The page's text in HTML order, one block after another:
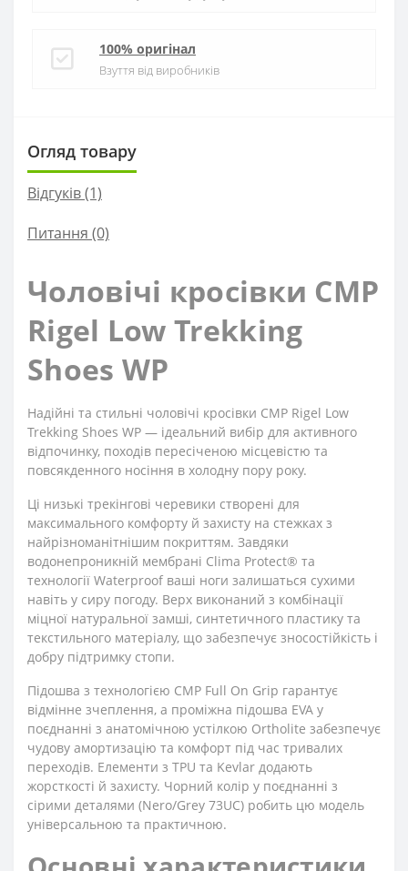
100% оригінал
Взуття від виробників
Огляд товару
Відгуків (1)
Питання (0)
Чоловічі кросівки CMP
Rigel Low Trekking
Shoes WP
Надійні та стильні чоловічі кросівки CMP Rigel Low
Trekking Shoes WP — ідеальний вибір для активного
відпочинку, походів пересіченою місцевістю та
повсякденного носіння в холодну пору року.
Ці низькі трекінгові черевики створені для
максимального комфорту й захисту на стежках з
найрізноманітнішим покриттям. Завдяки
водонепроникній мембрані Clima Protect® та
технології Waterproof ваші ноги залишаться сухими
навіть у сиру погоду. Верх виконаний з комбінації
міцної натуральної замші, синтетичного пластику та
текстильного матеріалу, що забезпечує зносостійкість і
добру підтримку стопи.
Підошва з технологією CMP Full On Grip гарантує
відмінне зчеплення, а проміжна підошва EVA у
поєднанні з анатомічною устілкою Ortholite забезпечує
чудову амортизацію та комфорт під час тривалих
переходів. Елементи з TPU та Kevlar додають
жорсткості й захисту. Чорний колір у поєднанні з
сірими деталями (Nero/Grey 73UC) робить цю модель
універсальною та практичною.